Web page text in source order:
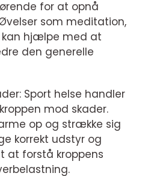
for at opnå
som meditation,
hjælpe med at
den generelle
Sport helse handler
mod skader.
op og strække sig
korrekt udstyr og
at forstå kroppens